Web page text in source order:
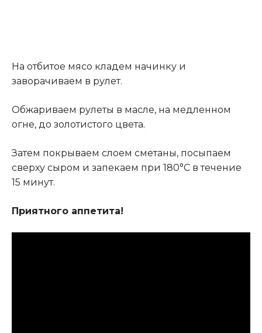
На отбитое мясо кладем начинку и
заворачиваем в рулет.
Обжариваем рулеты в масле, на медленном
огне, до золотистого цвета.
Затем покрываем слоем сметаны, посыпаем
сверху сыром и запекаем при 180°C в течение
15 минут.
Приятного аппетита!